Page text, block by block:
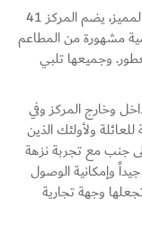
وبغض النظر عن هايبر ماركت تعاونية الاتحاد المميز، يضم المركز 41
مشهورة من المطاعم
وجميعها تلبي
وخارج المركز وفي
ولأولئك الذين
جنب مع تجربة نزهة
وإمكانية الوصول
وجهة تجارية